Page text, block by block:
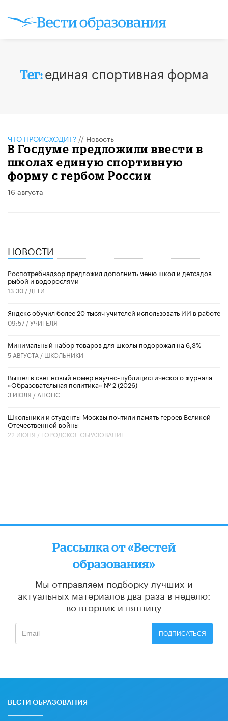
Тег:единая спортивная форма
ЧТО ПРОИСХОДИТ? // Новость
В Госдуме предложили ввести в
школах единую спортивную
форму с гербом России
16 августа
НОВОСТИ
Роспотребнадзор предложил дополнить меню школ и детсадов
рыбой и водорослями
13:30 / ДЕТИ
​Яндекс обучил более 20 тысяч учителей использовать ИИ в работе
09:57 /УЧИТЕЛЯ
Минимальный набор товаров для школы подорожал на 6,3%
5 АВГУСТА / ШКОЛЬНИКИ
Вышел в свет новый номер научно-публицистического журнала
«Образовательная политика» № 2 (2026)
3 ИЮЛЯ / АНОНС
Школьники и студенты Москвы почтили память героев Великой
Отечественной войны
22 ИЮНЯ / ГОРОДСКОЕ ОБРАЗОВАНИЕ
Рассылка от «Вестей
образования»
Мы отправляем подборку лучших и
актуальных материалов два раза в неделю:
во вторник и пятницу
ПОДПИСАТЬСЯ
ВЕСТИ ОБРАЗОВАНИЯ